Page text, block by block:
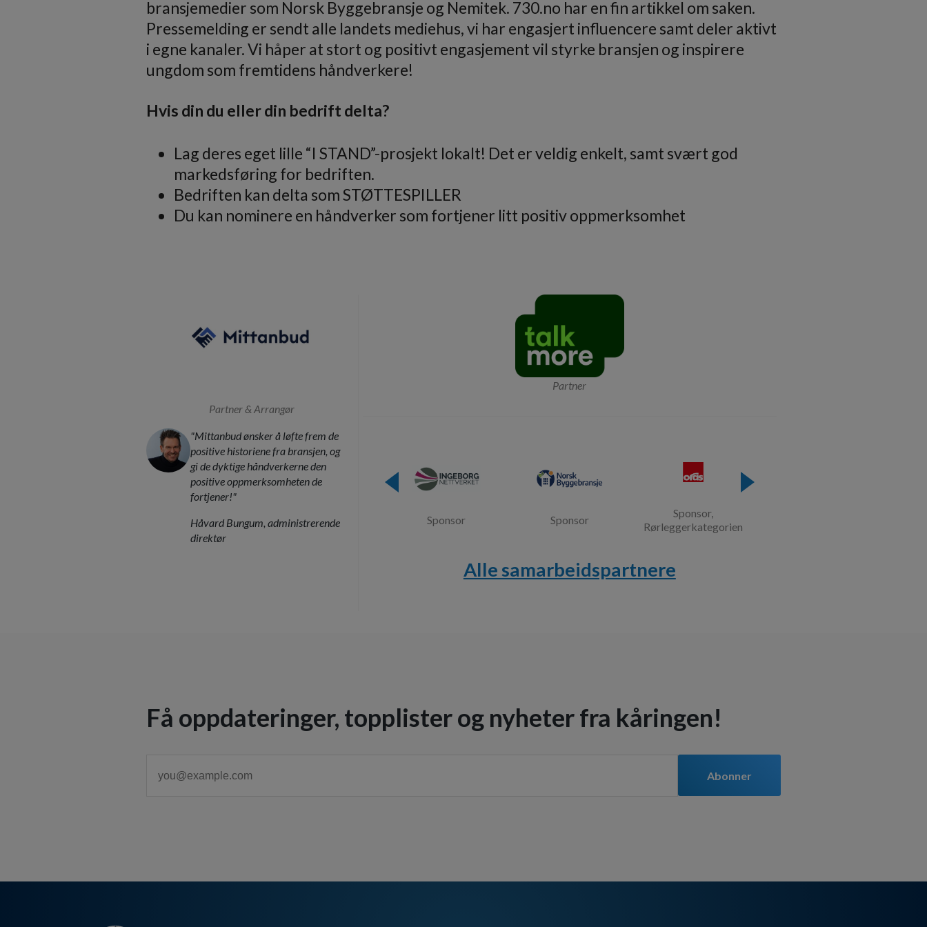
bransjemedier som Norsk Byggebransje og Nemitek. 730.no har en fin artikkel om saken.
Pressemelding er sendt alle landets mediehus, vi har engasjert influencere samt deler aktivt
i egne kanaler. Vi håper at stort og positivt engasjement vil styrke bransjen og inspirere
ungdom som fremtidens håndverkere!
Hvis din du eller din bedrift delta?
Lag deres eget lille “I STAND”-prosjekt lokalt! Det er veldig enkelt, samt svært god
markedsføring for bedriften.
Bedriften kan delta som STØTTESPILLER
Du kan nominere en håndverker som fortjener litt positiv oppmerksomhet
Partner & Arrangør
"Mittanbud ønsker å løfte frem de
positive historiene fra bransjen, og
gi de dyktige håndverkerne den
positive oppmerksomheten de
fortjener!"
Håvard Bungum, administrerende
direktør
Partner
Rørleggerkategorien
Lærlingkategorien
Alle samarbeidspartnere
Få oppdateringer, topplister og nyheter fra kåringen!
Abonner